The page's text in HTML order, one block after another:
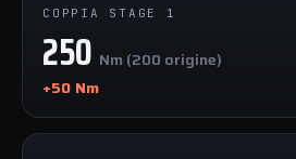
COPPIA STAGE 1
250 Nm (200 origine)
+50 Nm